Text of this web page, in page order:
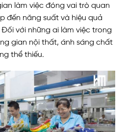
làm việc đóng vai trò quan
đến năng suất và hiệu quả
với những ai làm việc trong
gian nội thất, ánh sáng chất
thể thiếu.